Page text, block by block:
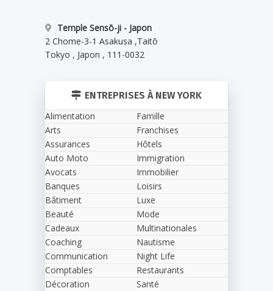
Temple Sensō-ji - Japon
2 Chome-3-1 Asakusa ,Taitō
Tokyo , Japon , 111-0032
ENTREPRISES À NEW YORK
Alimentation
Arts
Assurances
Auto Moto
Avocats
Banques
Bâtiment
Beauté
Cadeaux
Coaching
Communication
Comptables
Décoration
Famille
Franchises
Hôtels
Immigration
Immobilier
Loisirs
Luxe
Mode
Multinationales
Nautisme
Night Life
Restaurants
Santé